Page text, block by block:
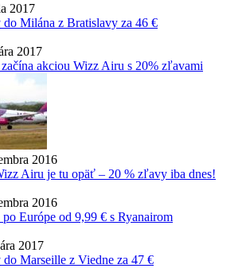
2017
do Milána z Bratislavy za 46 €
2017
akciou Wizz Airu s 20% zľavami
2016
Airu je tu opäť – 20 % zľavy iba dnes!
2016
po Európe od 9,99 € s Ryanairom
2017
Marseille z Viedne za 47 €